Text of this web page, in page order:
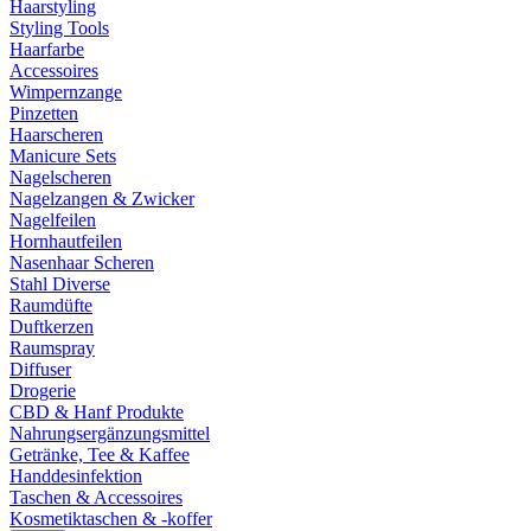
Haarstyling
Styling Tools
Haarfarbe
Accessoires
Wimpernzange
Pinzetten
Haarscheren
Manicure Sets
Nagelscheren
Nagelzangen & Zwicker
Nagelfeilen
Hornhautfeilen
Nasenhaar Scheren
Stahl Diverse
Raumdüfte
Duftkerzen
Raumspray
Diffuser
Drogerie
CBD & Hanf Produkte
Nahrungsergänzungsmittel
Getränke, Tee & Kaffee
Handdesinfektion
Taschen & Accessoires
Kosmetiktaschen & -koffer